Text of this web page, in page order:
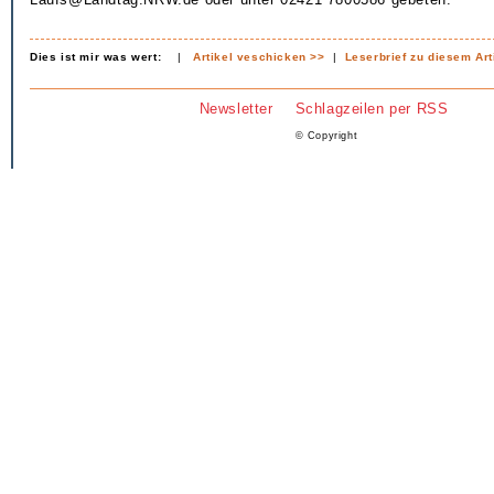
Dies ist mir was wert: |Artikel veschicken >> | Leserbrief zu diesem
Newsletter Schlagzeilen per RSS
© Copyright